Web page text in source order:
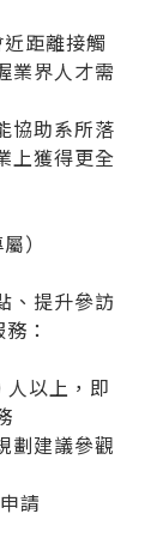
距離接觸
業界人才需
協助系所落
上獲得更全
）
、提升參訪
：
以上，即
劃建議參觀
請